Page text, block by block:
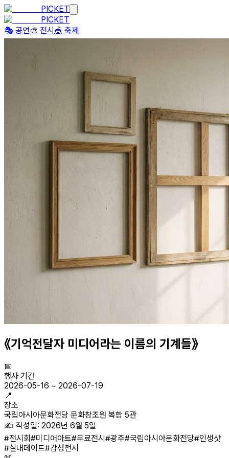
PICKET
PICKET
🎭 공연🎨 전시 🎪 축제
《기억전달자 미디어라는 이름의 기계들》
📅
행사 기간
2026-05-16 ~ 2026-07-19
📍
장소
국립아시아문화전당 문화창조원 복합 5관
✍️ 작성일: 2026년 6월 5일
#전시회#미디어아트#무료전시 #광주#국립아시아문화전당#인생샷
#실내데이트#감성전시